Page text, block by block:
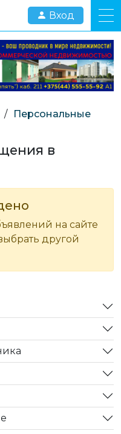
Вход
/
Персональные
в
на сайте
другой